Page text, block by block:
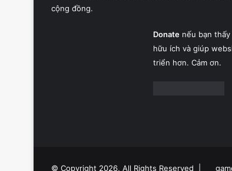
cộng đồng.
Donatenếu bạn thấy
hữu ích và giúp
triển hơn. Cảm ơn.
© Copyright 2026, All Rights Reserved |